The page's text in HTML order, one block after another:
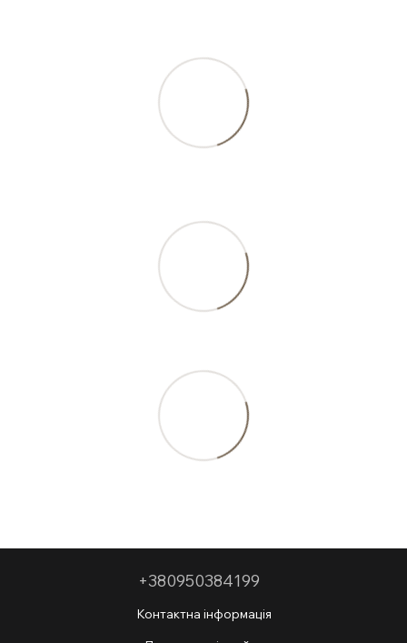
+380950384199
Контактна інформація